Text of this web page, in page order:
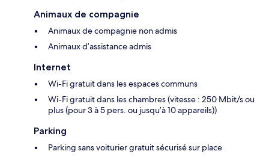
Animaux de compagnie
Animaux de compagnie non admis
Animaux d’assistance admis
Internet
Wi-Fi gratuit dans les espaces communs
Wi-Fi gratuit dans les chambres (vitesse : 250 Mbit/s ou
plus (pour 3 à 5 pers. ou jusqu’à 10 appareils))
Parking
Parking sans voiturier gratuit sécurisé sur place